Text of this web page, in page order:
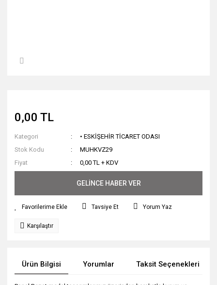
0,00 TL
Kategori
• ESKİŞEHİR TİCARET ODASI
Stok Kodu
MUHKVZ29
Fiyat
0,00 TL + KDV
GELİNCE HABER VER
Tavsiye Et Yorum Yaz
Karşılaştır
Ürün Bilgisi Yorumlar Taksit Seçenekleri